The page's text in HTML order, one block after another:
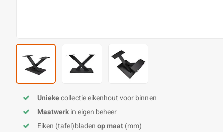
Uniekecollectie eikenhout voor binnen
Maatwerkin eigen beheer
Eiken (tafel)bladenop maat(mm)